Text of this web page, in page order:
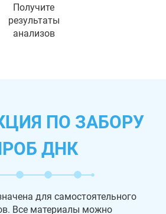
Получите
результаты
анализов
ПО ЗАБОРУ
ДНК
для самостоятельного
Все материалы можно